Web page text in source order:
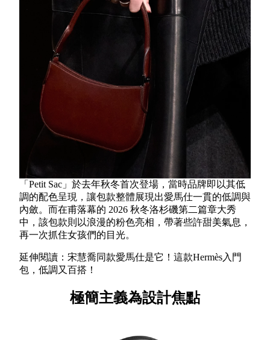
「Petit Sac」於去年秋冬首次登場，當時品牌即以其低
調的配色呈現，讓包款整體展現出愛馬仕一貫的低調與
內斂。而在甫落幕的 2026 秋冬洛杉磯第二篇章大秀
中，該包款則以浪漫的粉色亮相，帶著些許甜美氣息，
再一次抓住女孩們的目光。
延伸閱讀：宋慧喬同款愛馬仕是它！這款Hermès入門
包，低調又百搭！
極簡主義為設計焦點